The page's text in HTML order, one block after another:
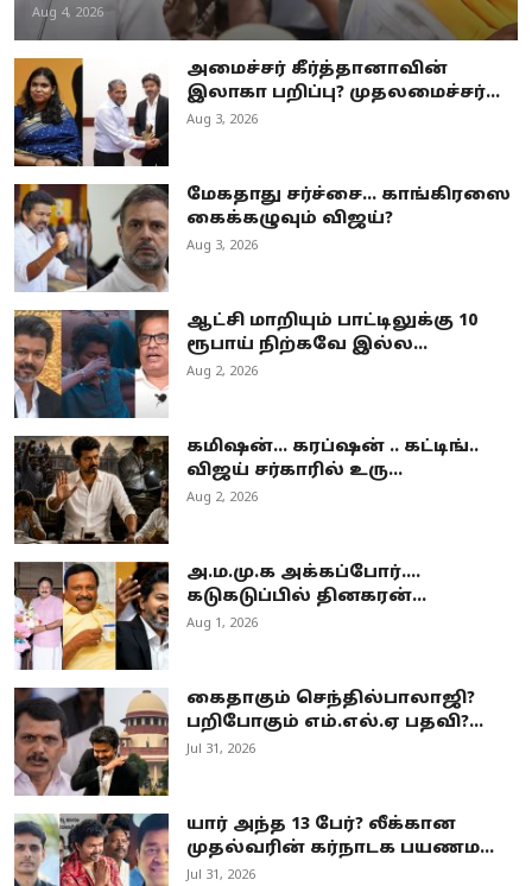
Aug 4, 2026
அமைச்சர் கீர்த்தானாவின்
இலாகா பறிப்பு? முதலமைச்சர்...
Aug 3, 2026
மேகதாது சர்ச்சை... காங்கிரஸை
கைக்கழுவும் விஜய்?
Aug 3, 2026
ஆட்சி மாறியும் பாட்டிலுக்கு 10
ரூபாய் நிற்கவே இல்ல...
Aug 2, 2026
கமிஷன்... கரப்ஷன் .. கட்டிங்..
விஜய் சர்காரில் உரு...
Aug 2, 2026
அ.ம.மு.க அக்கப்போர்....
கடுகடுப்பில் தினகரன்...
Aug 1, 2026
கைதாகும் செந்தில்பாலாஜி?
பறிபோகும் எம்.எல்.ஏ பதவி?...
Jul 31, 2026
யார் அந்த 13 பேர்? லீக்கான
முதல்வரின் கர்நாடக பயணம...
Jul 31, 2026